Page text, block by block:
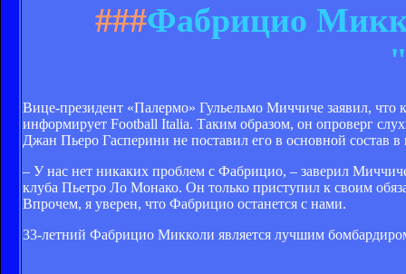
###Фабрицио
Вице-президент «Палермо» Гульельмо Миччиче заявил,
информирует Football Italia. Таким образом, он опроверг
Джан Пьеро Гасперини не поставил его в основной состав в
– У нас нет никаких проблем с Фабрицио, – заверил
клуба Пьетро Ло Монако. Он только приступил к своим
Впрочем, я уверен, что Фабрицио останется с нами.
33-летний Фабрицио Микколи является лучшим